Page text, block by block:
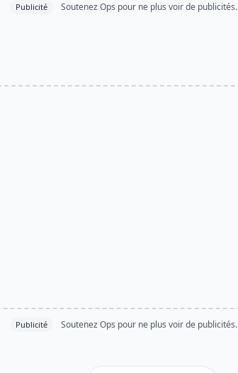
Publicité Soutenez Ops pour ne plus voir de publicités.
Publicité Soutenez Ops pour ne plus voir de publicités.